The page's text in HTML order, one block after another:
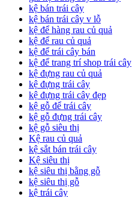
kệ bán trái cây
kệ bán trái cây v lỗ
kệ để hàng rau củ quả
kệ để rau củ quả
kệ để trái cây bán
kệ để trang trí shop trái cây
kệ đựng rau củ quả
kệ đựng trái cây
kệ đựng trái cây đẹp
kệ gỗ để trái cây
kệ gỗ đựng trái cây
kệ gỗ siêu thị
Kệ rau củ quả
kệ sắt bán trái cây
Kệ siêu thị
kệ siêu thị bằng gỗ
kệ siêu thị gỗ
kệ trái cây